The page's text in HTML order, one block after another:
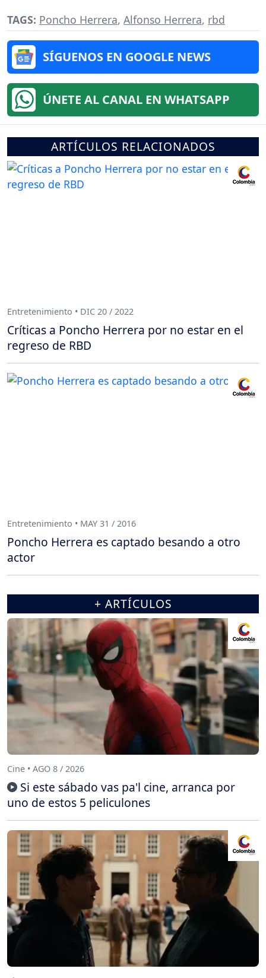
TAGS: Poncho Herrera, Alfonso Herrera, rbd
SÍGUENOS EN GOOGLE NEWS
ÚNETE AL CANAL EN WHATSAPP
ARTÍCULOS RELACIONADOS
Entretenimiento • DIC 20 / 2022
Críticas a Poncho Herrera por no estar en el
regreso de RBD
Entretenimiento • MAY 31 / 2016
Poncho Herrera es captado besando a otro
actor
+ ARTÍCULOS
Cine • AGO 8 / 2026
Si este sábado vas pa'l cine, arranca por
uno de estos 5 peliculones